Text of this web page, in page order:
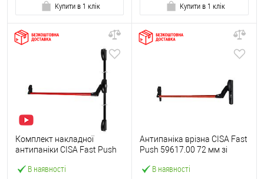
Купити в 1 клік Купити в 1 клік
В наявності
Комплект накладної
антипаніки CISA Fast Push
точковий вверх-вниз
В наявності
Антипаніка врізна CISA Fast
Push 59617.00 72 мм зі